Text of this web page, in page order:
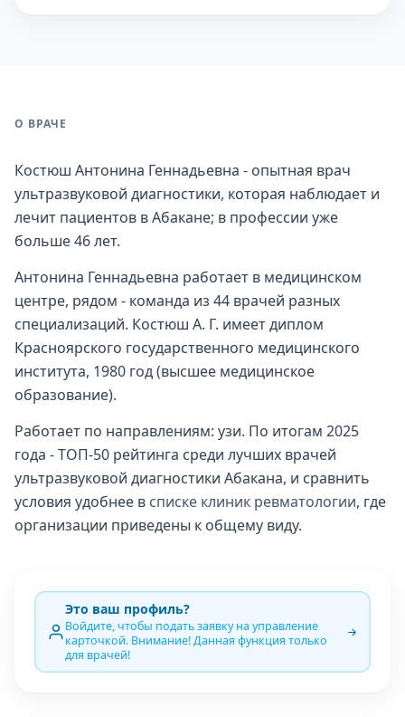
О ВРАЧЕ
Костюш Антонина Геннадьевна - опытная врач
ультразвуковой диагностики, которая наблюдает и
лечит пациентов в Абакане; в профессии уже
больше 46 лет.
Антонина Геннадьевна работает в медицинском
центре, рядом - команда из 44 врачей разных
специализаций. Костюш А. Г. имеет диплом
Красноярского государственного медицинского
института, 1980 год (высшее медицинское
образование).
Работает по направлениям: узи. По итогам 2025
года - ТОП-50 рейтинга среди лучших врачей
ультразвуковой диагностики Абакана, и сравнить
условия удобнее в списке клиник ревматологии, где
организации приведены к общему виду.
Это ваш профиль?
Войдите, чтобы подать заявку на управление
карточкой. Внимание! Данная функция только
для врачей!